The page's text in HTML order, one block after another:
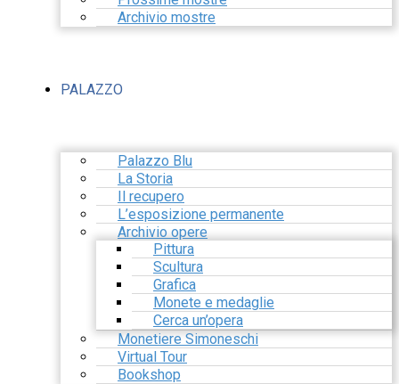
Archivio mostre
PALAZZO
Palazzo Blu
La Storia
Il recupero
L’esposizione permanente
Archivio opere
Pittura
Scultura
Grafica
Monete e medaglie
Cerca un’opera
Monetiere Simoneschi
Virtual Tour
Bookshop